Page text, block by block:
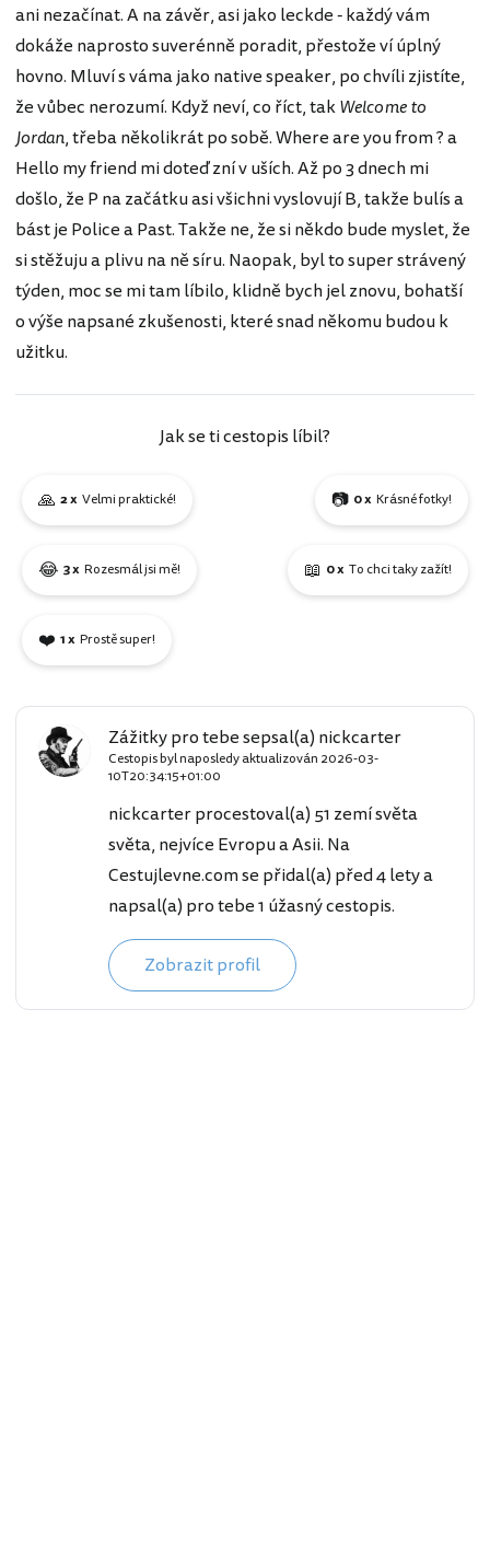
ani nezačínat. A na závěr, asi jako leckde - každý vám
dokáže naprosto suverénně poradit, přestože ví úplný
hovno. Mluví s váma jako native speaker, po chvíli zjistíte,
že vůbec nerozumí. Když neví, co říct, takWelcome to
Jordan, třeba několikrát po sobě. Where are you from ? a
Hello my friend mi doteď zní v uších. Až po 3 dnech mi
došlo, že P na začátku asi všichni vyslovují B, takže bulís a
bást je Police a Past. Takže ne, že si někdo bude myslet, že
si stěžuju a plivu na ně síru. Naopak, byl to super strávený
týden, moc se mi tam líbilo, klidně bych jel znovu, bohatší
o výše napsané zkušenosti, které snad někomu budou k
užitku.
Jak se ti cestopis líbil?
🙏 2 x Velmi praktické! 📷 0 x Krásné fotky!
😂 3 x Rozesmál jsi mě! 📖 0 x To chci taky zažít!
❤️ 1 x Prostě super!
Zážitky pro tebe sepsal(a) nickcarter
Cestopis byl naposledy aktualizován 2026-03-
10T20:34:15+01:00
nickcarter procestoval(a) 51 zemí světa
světa, nejvíce Evropu a Asii. Na
Cestujlevne.com se přidal(a) před 4 lety a
napsal(a) pro tebe 1 úžasný cestopis.
Zobrazit profil